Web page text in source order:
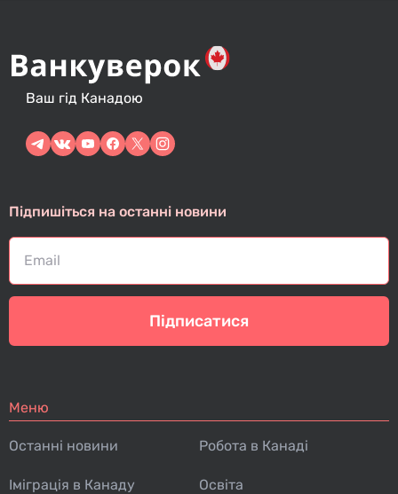
Ваш гід Канадою
Підпишіться на останні новини
Підписатися
Меню
Останні новини
Іміграція в Канаду
Робота в Канаді
Освіта